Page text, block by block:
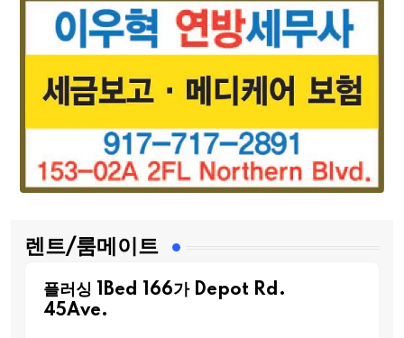
렌트/룸메이트
플러싱 1Bed 166가 Depot Rd.
45Ave.